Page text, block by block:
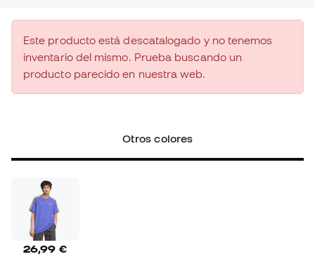
Este producto está descatalogado y no tenemos
inventario del mismo. Prueba buscando un
producto parecido en nuestra web.
Otros colores
26,99 €